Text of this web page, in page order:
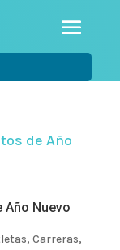
Nuevo
, Carreras,